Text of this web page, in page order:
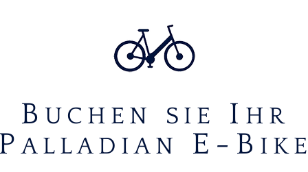
B UCHEN SIE I HR
PALLADIAN E-B IKE